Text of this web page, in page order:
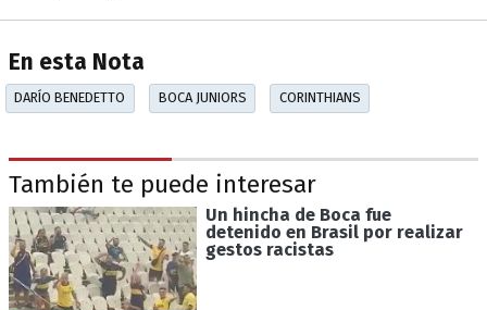
En esta Nota
DARÍO BENEDETTO BOCA JUNIORS CORINTHIANS
También te puede interesar
Un hincha de Boca fue
detenido en Brasil por realizar
gestos racistas